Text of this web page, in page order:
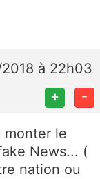
à 22h03
+ -
monter le
News... (
nation ou